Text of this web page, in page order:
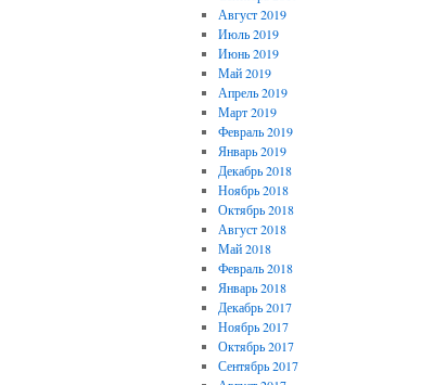
Август 2019
Июль 2019
Июнь 2019
Май 2019
Апрель 2019
Март 2019
Февраль 2019
Январь 2019
Декабрь 2018
Ноябрь 2018
Октябрь 2018
Август 2018
Май 2018
Февраль 2018
Январь 2018
Декабрь 2017
Ноябрь 2017
Октябрь 2017
Сентябрь 2017